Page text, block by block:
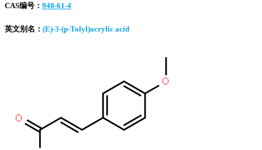
CAS编号： 940-61-4
英文别名： (E)-3-(p-Tolyl)acrylic acid